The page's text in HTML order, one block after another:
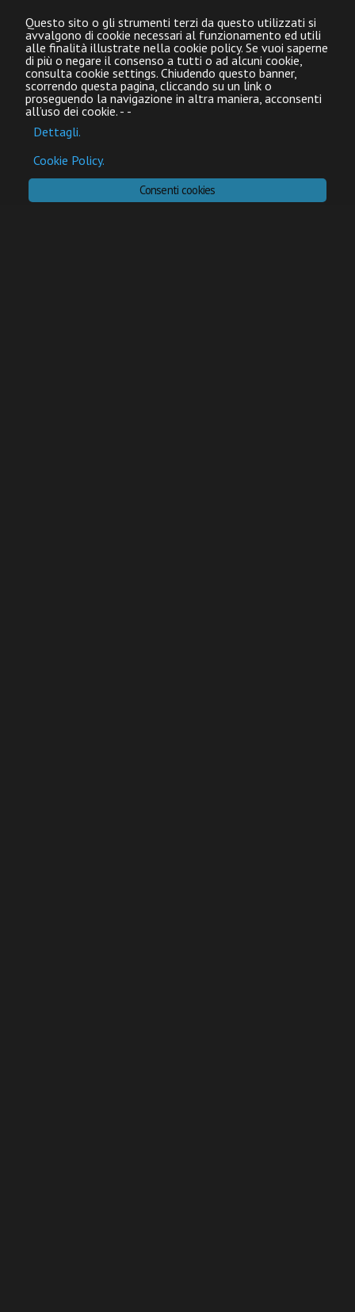
Questo sito o gli strumenti terzi da questo utilizzati si
avvalgono di cookie necessari al funzionamento ed utili
alle finalità illustrate nella cookie policy. Se vuoi saperne
di più o negare il consenso a tutti o ad alcuni cookie,
consulta cookie settings. Chiudendo questo banner,
scorrendo questa pagina, cliccando su un link o
proseguendo la navigazione in altra maniera, acconsenti
all’uso dei cookie. -
Dettagli.
-
Cookie Policy.
Consenti cookies